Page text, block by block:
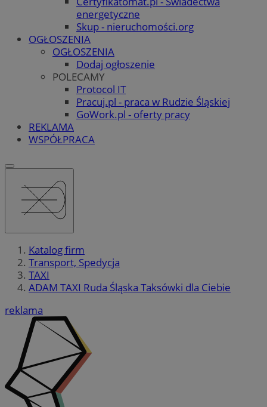
energetyczne
Skup - nieruchomości.org
OGŁOSZENIA
OGŁOSZENIA
Dodaj ogłoszenie
POLECAMY
Protocol IT
Pracuj.pl - praca w Rudzie Śląskiej
GoWork.pl - oferty pracy
REKLAMA
WSPÓŁPRACA
Katalog firm
Transport, Spedycja
TAXI
ADAM TAXI Ruda Śląska Taksówki dla Ciebie
reklama